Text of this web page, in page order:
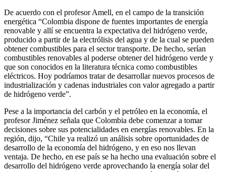
De acuerdo con el profesor Amell, en el campo de la transición
energética “Colombia dispone de fuentes importantes de energía
renovable y allí se encuentra la expectativa del hidrógeno verde,
producido a partir de la electrólisis del agua y de la cual se pueden
obtener combustibles para el sector transporte. De hecho, serían
combustibles renovables al poderse obtener del hidrógeno verde y
que son conocidos en la literatura técnica como combustibles
eléctricos. Hoy podríamos tratar de desarrollar nuevos procesos de
industrialización y cadenas industriales con valor agregado a partir
de hidrógeno verde”.
Pese a la importancia del carbón y el petróleo en la economía, el
profesor Jiménez señala que Colombia debe comenzar a tomar
decisiones sobre sus potencialidades en energías renovables. En la
región, dijo, “Chile ya realizó un análisis sobre oportunidades de
desarrollo de la economía del hidrógeno, y en eso nos llevan
ventaja. De hecho, en ese país se ha hecho una evaluación sobre el
desarrollo del hidrógeno verde aprovechando la energía solar del